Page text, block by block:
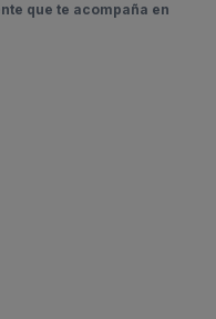
que te acompaña en